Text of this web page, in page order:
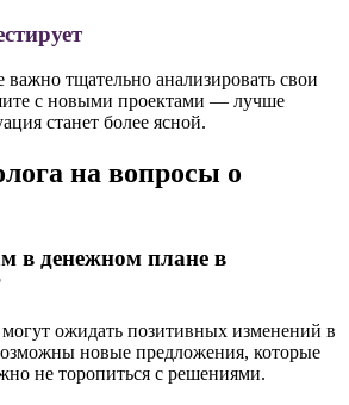
тщательно анализировать свои
с новыми проектами — лучше
станет более ясной.
на вопросы о
в денежном плане в
ожидать позитивных изменений в
новые предложения, которые
не торопиться с решениями.